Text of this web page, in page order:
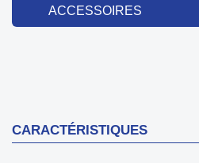
ACCESSOIRES
CARACTÉRISTIQUES